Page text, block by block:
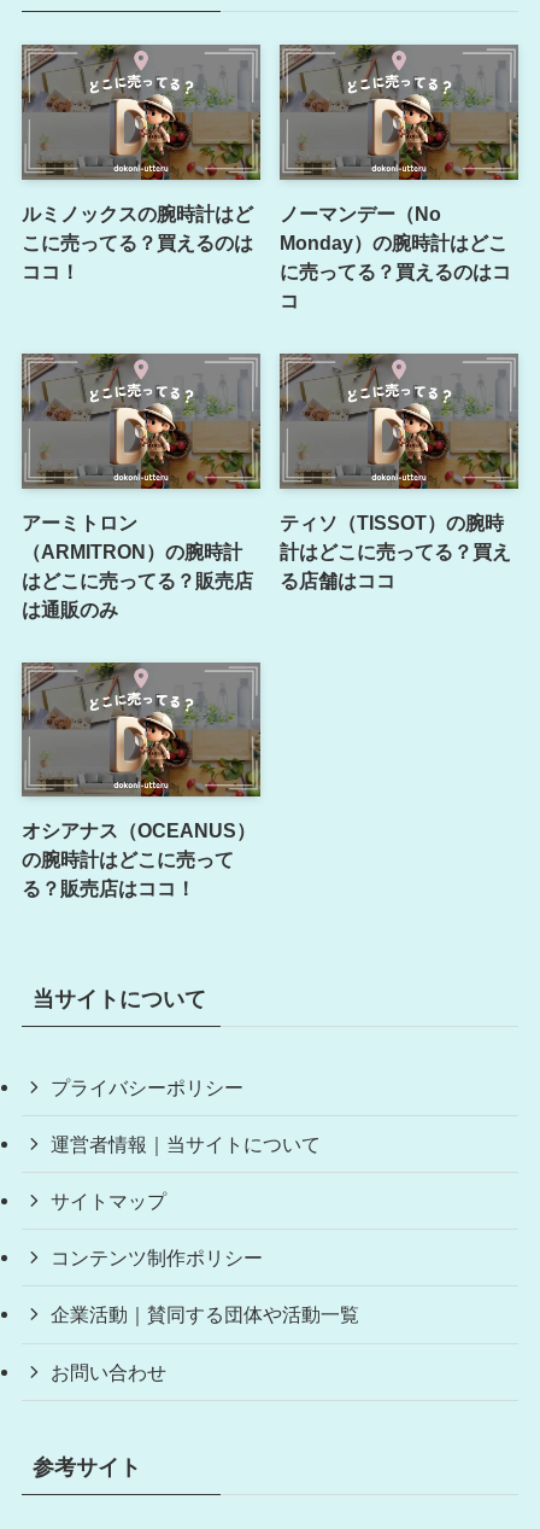
ルミノックスの腕時計はど
こに売ってる？買えるのは
ココ！
ノーマンデー（No
Monday）の腕時計はどこ
に売ってる？買えるのはコ
コ
アーミトロン
（ARMITRON）の腕時計
はどこに売ってる？販売店
は通販のみ
ティソ（TISSOT）の腕時
計はどこに売ってる？買え
る店舗はココ
オシアナス（OCEANUS）
の腕時計はどこに売って
る？販売店はココ！
当サイトについて
プライバシーポリシー
運営者情報｜当サイトについて
サイトマップ
コンテンツ制作ポリシー
企業活動｜賛同する団体や活動一覧
お問い合わせ
参考サイト